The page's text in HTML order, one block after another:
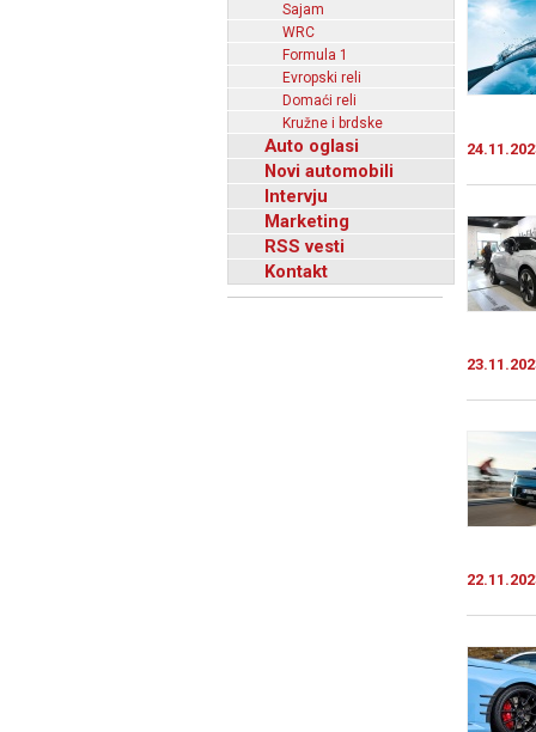
Sajam
WRC
Formula 1
Evropski reli
Domaći reli
Kružne i brdske
Auto oglasi
Novi automobili
Intervju
Marketing
RSS vesti
Kontakt